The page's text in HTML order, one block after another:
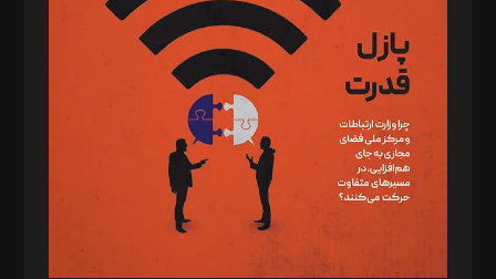
تحریریه‌: مجتبی محمود‌ی، آرش برهمند، یسنا امان‌پور، سروش کرمیان،
مصطفی مسجدی آرانی، ابوالفضل رجبی، زهرا فکرانه، فائزه فتحی
رستمی،مصطفی باستان
ویرایش: نگار استاد‌‌آقا
طراح یونیفرم: مجید توکلی
فیلمبرداری و عکاسی: امیر شفیعی، مانی لطفی زاده
گرافیک و صفحه‌آرایی: سید‌سبحان‌علی ثابت
مد‌یر توسعه تجاری: کامبیز برید‌
امور مالی: شاپور رهبری، محمد‌ کاظمی‌نیا